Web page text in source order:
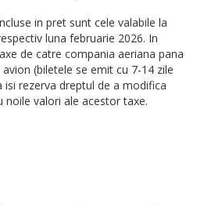
in pret sunt cele valabile la
luna februarie 2026. In
de catre compania aeriana pana
(biletele se emit cu 7-14 zile
rezerva dreptul de a modifica
valori ale acestor taxe.